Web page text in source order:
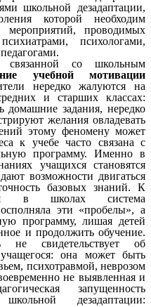
школьной дезадаптации,
которой необходим
мероприятий, проводимых
психологами,
со школьным
учебной мотивации
нередко жалуются на
и старших классах:
домашние задания, нередко
желания овладевать
этому феномену может
к учебе часто связана с
программу. Именно в
учащихся становятся
возможности двигаться
базовых знаний. К
в школах система
эти «пробелы», а
программу, лишая детей
и продолжить обучение.
не свидетельствует об
она может быть
психотравмой, неврозом
не выявленная и
запущенность
дезадаптации: